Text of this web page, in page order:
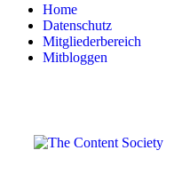
Home
Datenschutz
Mitgliederbereich
Mitbloggen